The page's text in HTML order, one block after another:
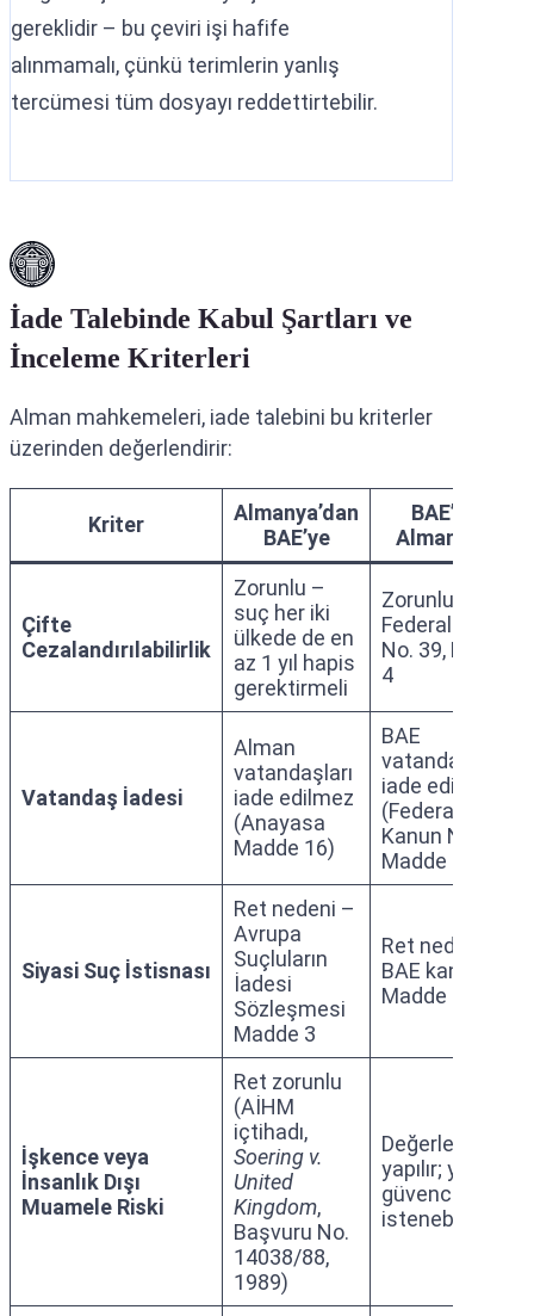
gereklidir – bu çeviri işi hafife
alınmamalı, çünkü terimlerin yanlış
tercümesi tüm dosyayı reddettirtebilir.
İade Talebinde Kabul Şartları ve
İnceleme Kriterleri
Alman mahkemeleri, iade talebini bu kriterler
üzerinden değerlendirir:
Kriter
Almanya’dan
BAE’ye
BAE’den
Almanya’ya
Çifte
Cezalandırılabilirlik
Zorunlu –
suç her iki
ülkede de en
az 1 yıl hapis
gerektirmeli
Zorunlu – BAE
Federal Kanun
No. 39, Madde
4
Vatandaş İadesi
Alman
vatandaşları
iade edilmez
(Anayasa
Madde 16)
BAE
vatandaşları
iade edilmez
(Federal
Kanun No. 39,
Madde 8)
Siyasi Suç İstisnası
Ret nedeni –
Avrupa
Suçluların
İadesi
Sözleşmesi
Madde 3
Ret nedeni –
BAE kanunu
Madde 7
İşkence veya
İnsanlık Dışı
Muamele Riski
Ret zorunlu
(AİHM
içtihadı,
Soering v.
United
Kingdom,
Başvuru No.
14038/88,
1989)
Değerlendirme
yapılır; yazılı
güvence
istenebilir